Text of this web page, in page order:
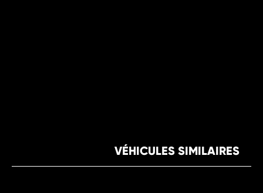
VÉHICULES SIMILAIRES